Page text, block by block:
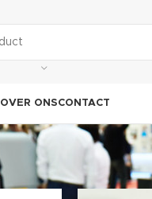
OVER ONSCONTACT